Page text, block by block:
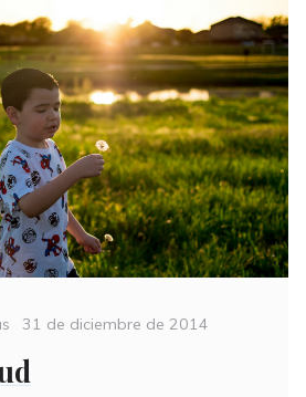
Posted
31 de diciembre de 2014